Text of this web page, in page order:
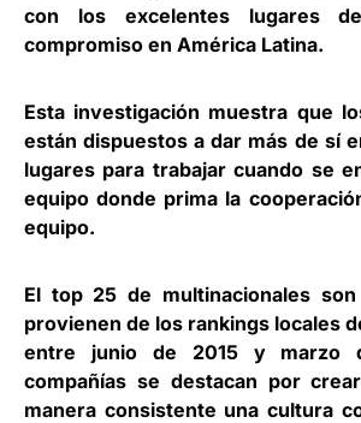
con los excelentes lugares
compromiso en América Latina.
Esta investigación muestra que
están dispuestos a dar más de sí
lugares para trabajar cuando se
equipo donde prima la
equipo.
El top 25 de multinacionales son
provienen de los rankings locales
entre junio de 2015 y marzo
compañías se destacan por
manera consistente una cultura